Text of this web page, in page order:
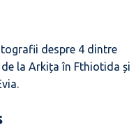
despre 4 dintre
la Arkița în Fthiotida și